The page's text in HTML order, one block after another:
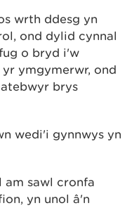
wrth ddesg yn
ond dylid cynnal
o bryd i'w
ymgymerwr, ond
brys
wedi'i gynnwys yn
sawl cronfa
yn unol â'n